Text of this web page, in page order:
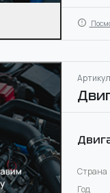
Страна
Год